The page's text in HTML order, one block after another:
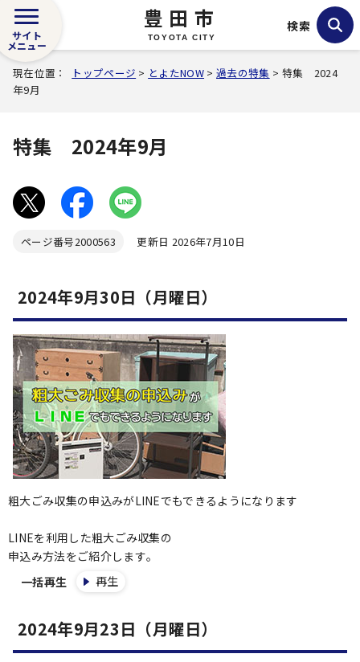
豊田市
TOYOTA CITY
サイト
メニュー
検索
現在位置： トップページ > とよたNOW >過去の特集 > 特集 2024
年9月
特集 2024年9月
ページ番号2000563 更新日 2026年7月10日
2024年9月30日（月曜日）
粗大ごみ収集の申込みがLINEでもできるようになります
LINEを利用した粗大ごみ収集の
申込み方法をご紹介します｡
一括再生
再生
2024年9月23日（月曜日）